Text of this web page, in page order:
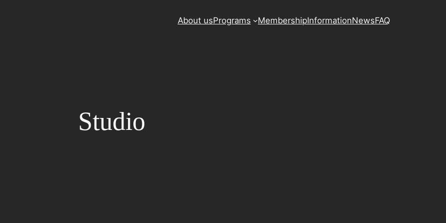
About usPrograms MembershipInformationNewsFAQ
Studio